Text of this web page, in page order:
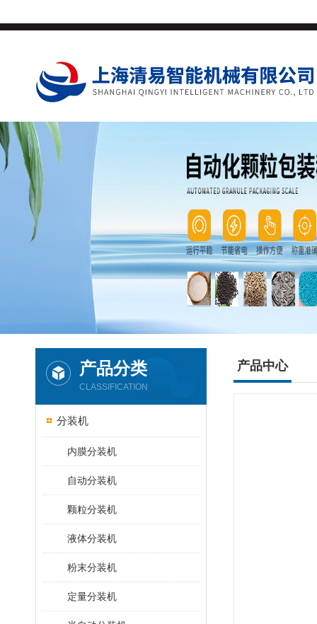
产品分类
CLASSIFICATION
分装机
内膜分装机
自动分装机
颗粒分装机
液体分装机
粉末分装机
定量分装机
产品中心